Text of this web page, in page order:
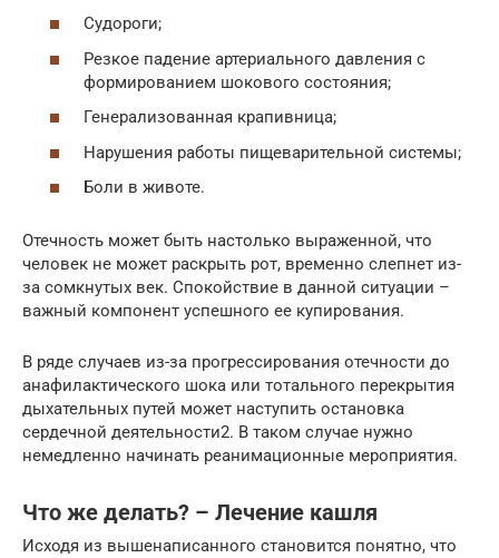
Судороги;
Резкое падение артериального давления с
формированием шокового состояния;
Генерализованная крапивница;
Нарушения работы пищеварительной системы;
Боли в животе.
Отечность может быть настолько выраженной, что
человек не может раскрыть рот, временно слепнет из-
за сомкнутых век. Спокойствие в данной ситуации –
важный компонент успешного ее купирования.
В ряде случаев из-за прогрессирования отечности до
анафилактического шока или тотального перекрытия
дыхательных путей может наступить остановка
сердечной деятельности2. В таком случае нужно
немедленно начинать реанимационные мероприятия.
Что же делать? – Лечение кашля
Исходя из вышенаписанного становится понятно, что